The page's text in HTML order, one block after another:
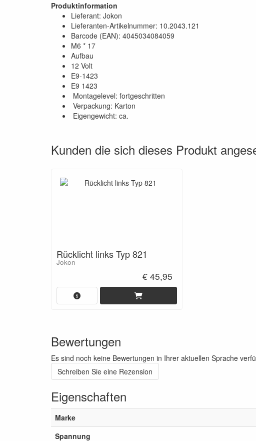
Produktinformation
Lieferant: Jokon
Lieferanten-Artikelnummer: 10.2043.121
Barcode (EAN): 4045034084059
M6 * 17
Aufbau
12 Volt
E9-1423
E9 1423
Montagelevel: fortgeschritten
Verpackung: Karton
Eigengewicht: ca.
Kunden die sich dieses Produkt
Rücklicht links Typ 821
Jokon
€ 45,95
Bewertungen
Es sind noch keine Bewertungen in Ihrer aktuellen Sprache
Schreiben Sie eine Rezension
Eigenschaften
Marke
Spannung